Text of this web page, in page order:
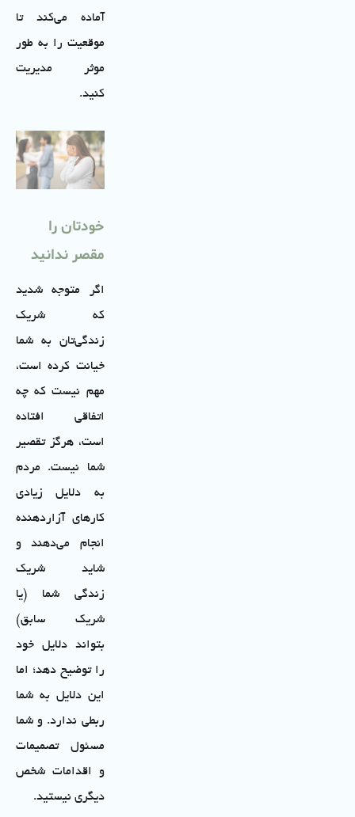
آماده می‌کند تا
موقعیت را به طور
موثر مدیریت
کنید.
خودتان را
مقصر ندانید
اگر متوجه شدید
که شریک
زندگی‌تان به شما
خیانت کرده است،
مهم نیست که چه
اتفاقی افتاده
است، هرگز تقصیر
شما نیست. مردم
به دلایل زیادی
کارهای آزاردهنده
انجام می‌دهند و
شاید شریک
زندگی شما (یا
شریک سابق)
بتواند دلایل خود
را توضیح دهد؛ اما
این دلایل به شما
ربطی ندارد. و شما
مسئول تصمیمات
و اقدامات شخص
دیگری نیستید.